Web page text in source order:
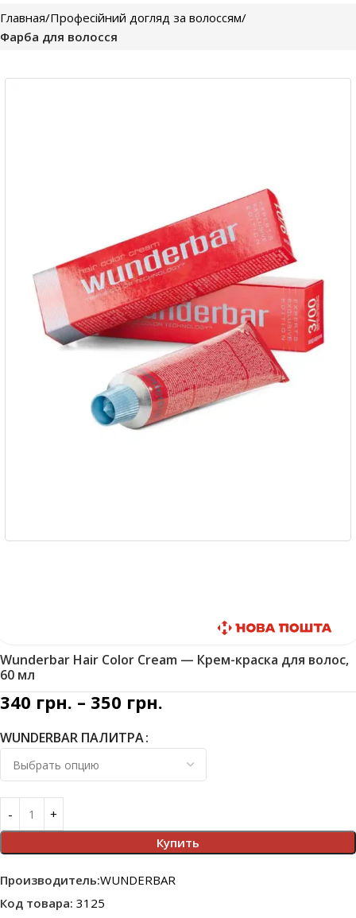
Главная Професійний догляд за волоссям
Фарба для волосся
Wunderbar Hair Color Cream — Крем-краска для волос,
60 мл
340 грн. – 350 грн.
WUNDERBAR ПАЛИТРА
Купить
Производитель:WUNDERBAR
Код товара: 3125